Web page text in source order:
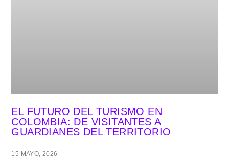
EL FUTURO DEL TURISMO EN
COLOMBIA: DE VISITANTES A
GUARDIANES DEL TERRITORIO
15 MAYO, 2026